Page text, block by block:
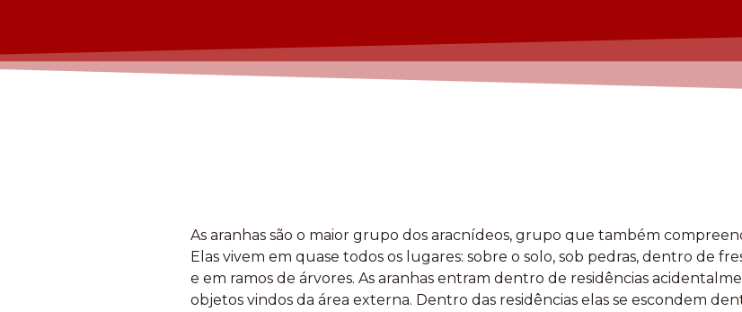
As aranhas são o maior grupo dos aracnídeos, grupo que também
Elas vivem em quase todos os lugares: sobre o solo, sob pedras, dentro de
e em ramos de árvores. As aranhas entram dentro de residências
objetos vindos da área externa. Dentro das residências elas se escondem